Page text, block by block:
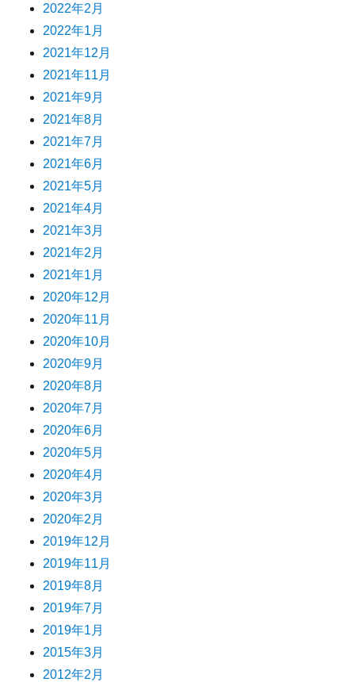
2022年2月
2022年1月
2021年12月
2021年11月
2021年9月
2021年8月
2021年7月
2021年6月
2021年5月
2021年4月
2021年3月
2021年2月
2021年1月
2020年12月
2020年11月
2020年10月
2020年9月
2020年8月
2020年7月
2020年6月
2020年5月
2020年4月
2020年3月
2020年2月
2019年12月
2019年11月
2019年8月
2019年7月
2019年1月
2015年3月
2012年2月